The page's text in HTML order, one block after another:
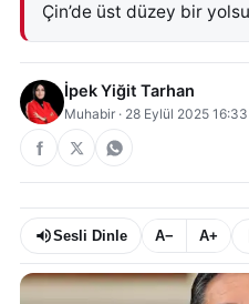
Çin’de üst düzey bir
İpek Yiğit Tarhan
Muhabir · 28 Eylül 2025 16:33
Sesli Dinle A− A+